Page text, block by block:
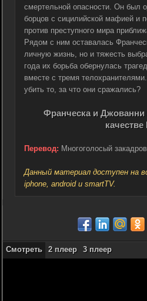
смертельной опасности. Он был
борцов с сицилийской мафией и
против преступного мира
Рядом с ним оставалась
личную жизнь, но и тяжесть
года их борьба обернулась
вместе с тремя
убить то, за что они сражались?
Франческа и Джованни
качестве
Перевод: Многоголосый
Данный материал доступен на
iphone, android и smartTV.
Смотреть 2 плеер 3 плеер